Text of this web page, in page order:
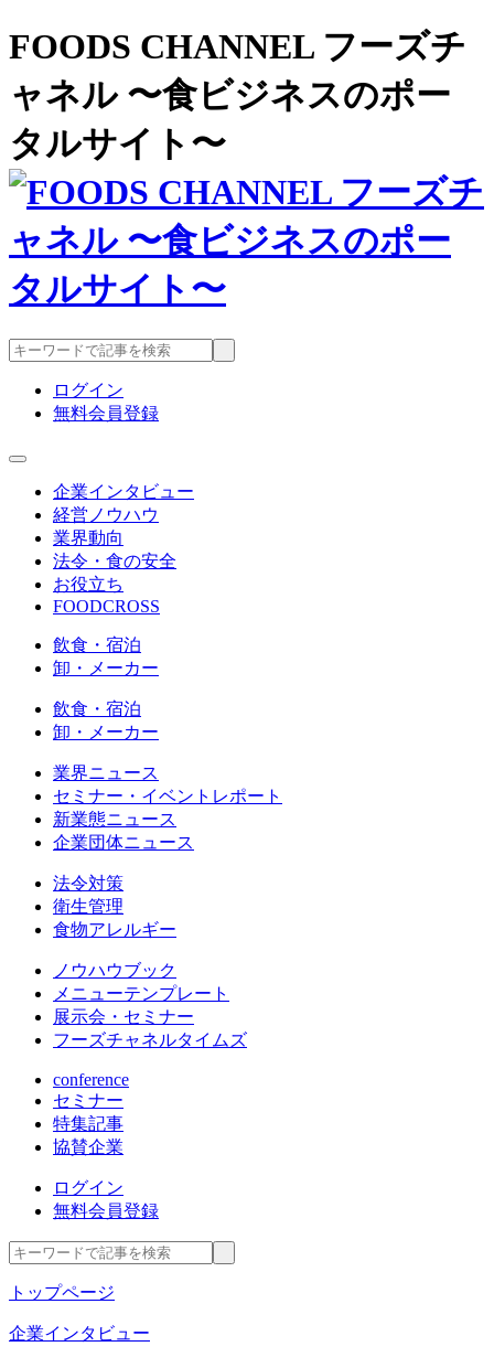
FOODS CHANNEL フーズチ
ャネル 〜食ビジネスのポー
タルサイト〜
ログイン
無料会員登録
企業インタビュー
経営ノウハウ
業界動向
法令・食の安全
お役立ち
FOODCROSS
飲食・宿泊
卸・メーカー
飲食・宿泊
卸・メーカー
業界ニュース
セミナー・イベントレポート
新業態ニュース
企業団体ニュース
法令対策
衛生管理
食物アレルギー
ノウハウブック
メニューテンプレート
展示会・セミナー
フーズチャネルタイムズ
conference
セミナー
特集記事
協賛企業
ログイン
無料会員登録
トップページ
企業インタビュー